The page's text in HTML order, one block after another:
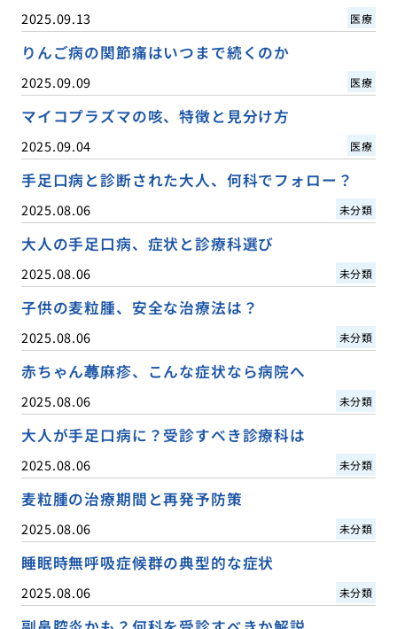
2025.09.13 医療
りんご病の関節痛はいつまで続くのか
2025.09.09 医療
マイコプラズマの咳、特徴と見分け方
2025.09.04 医療
手足口病と診断された大人、何科でフォロー？
2025.08.06 未分類
大人の手足口病、症状と診療科選び
2025.08.06 未分類
子供の麦粒腫、安全な治療法は？
2025.08.06 未分類
赤ちゃん蕁麻疹、こんな症状なら病院へ
2025.08.06 未分類
大人が手足口病に？受診すべき診療科は
2025.08.06 未分類
麦粒腫の治療期間と再発予防策
2025.08.06 未分類
睡眠時無呼吸症候群の典型的な症状
2025.08.06 未分類